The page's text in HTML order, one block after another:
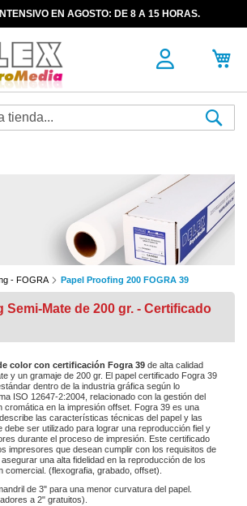
EN AGOSTO: DE 8 A 15 HORAS.
- FOGRA Papel Proofing 200 FOGRA 39
Semi-Mate de 200 gr. - Certificado
color con certificación Fogra 39 de alta calidad
y un gramaje de 200 gr. El papel certificado Fogra 39
dentro de la industria gráfica según lo
ISO 12647-2:2004, relacionado con la gestión del
cromática en la impresión offset. Fogra 39 es una
las características técnicas del papel y las
debe ser utilizado para lograr una reproducción fiel y
durante el proceso de impresión. Este certificado
impresores que desean cumplir con los requisitos de
una alta fidelidad en la reproducción de los
comercial. (flexografia, grabado, offset).
de 3" para una menor curvatura del papel.
a 2" gratuitos).